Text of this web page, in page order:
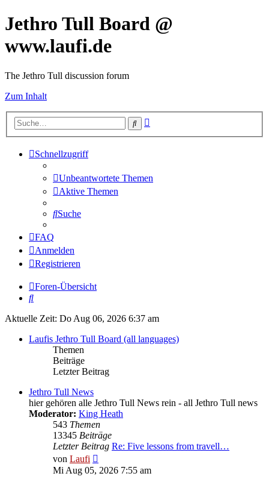
Jethro Tull Board @
www.laufi.de
The Jethro Tull discussion forum
Zum Inhalt
Suche
Schnellzugriff
Unbeantwortete Themen
Aktive Themen
Suche
FAQ
Anmelden
Registrieren
Foren-Übersicht
Suche
Aktuelle Zeit: Do Aug 06, 2026 6:37 am
Laufis Jethro Tull Board (all languages)
Themen
Beiträge
Letzter Beitrag
Jethro Tull News
hier gehören alle Jethro Tull News rein - all Jethro Tull news
Moderator: King Heath
543 Themen
13345 Beiträge
Letzter Beitrag Re: Five lessons from travell…
von Laufi
Beitrag
Mi Aug 05, 2026 7:55 am